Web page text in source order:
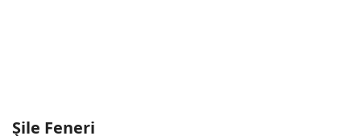
Şile Feneri